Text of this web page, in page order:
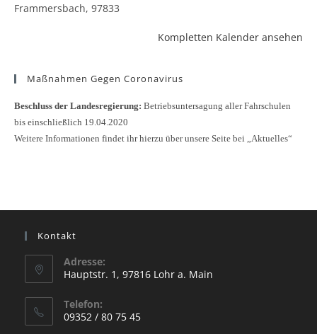
Frammersbach, 97833
Kompletten Kalender ansehen
Maßnahmen Gegen Coronavirus
Beschluss der Landesregierung: Betriebsuntersagung aller Fahrschulen
bis einschließlich 19.04.2020
Weitere Informationen findet ihr hierzu über unsere Seite bei „Aktuelles“
Kontakt
Adresse:
Hauptstr. 1, 97816 Lohr a. Main
in
a
Telefon:
09352 / 80 75 45